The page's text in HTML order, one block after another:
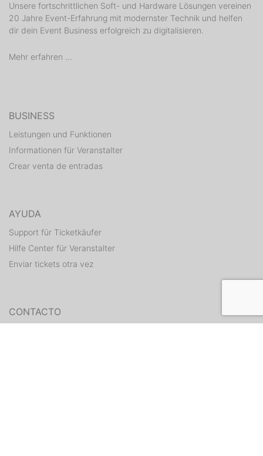
Unsere fortschrittlichen Soft- und Hardware Lösungen vereinen
20 Jahre Event-Erfahrung mit modernster Technik und helfen
dir dein Event Business erfolgreich zu digitalisieren.
Mehr erfahren ...
BUSINESS
Leistungen und Funktionen
Informationen für Veranstalter
Crear venta de entradas
AYUDA
Support für Ticketkäufer
Hilfe Center für Veranstalter
Enviar tickets otra vez
CONTACTO